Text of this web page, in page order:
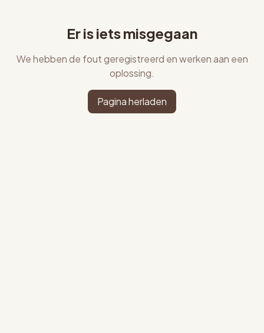
Er is iets misgegaan
We hebben de fout geregistreerd en werken aan een
oplossing.
Pagina herladen